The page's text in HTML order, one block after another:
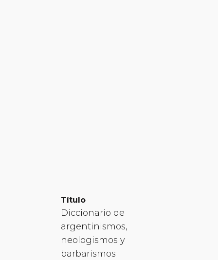
Título
Diccionario de
argentinismos,
neologismos y
barbarismos